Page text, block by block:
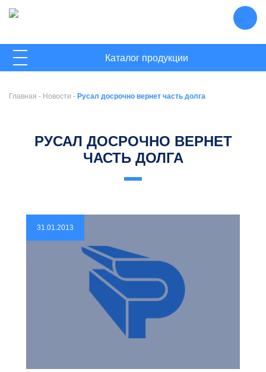
ГЛАВНАЯ
Каталог продукции
Главная - Новости - Русал досрочно вернет часть долга
РУСАЛ ДОСРОЧНО ВЕРНЕТ
ЧАСТЬ ДОЛГА
31.01.2013